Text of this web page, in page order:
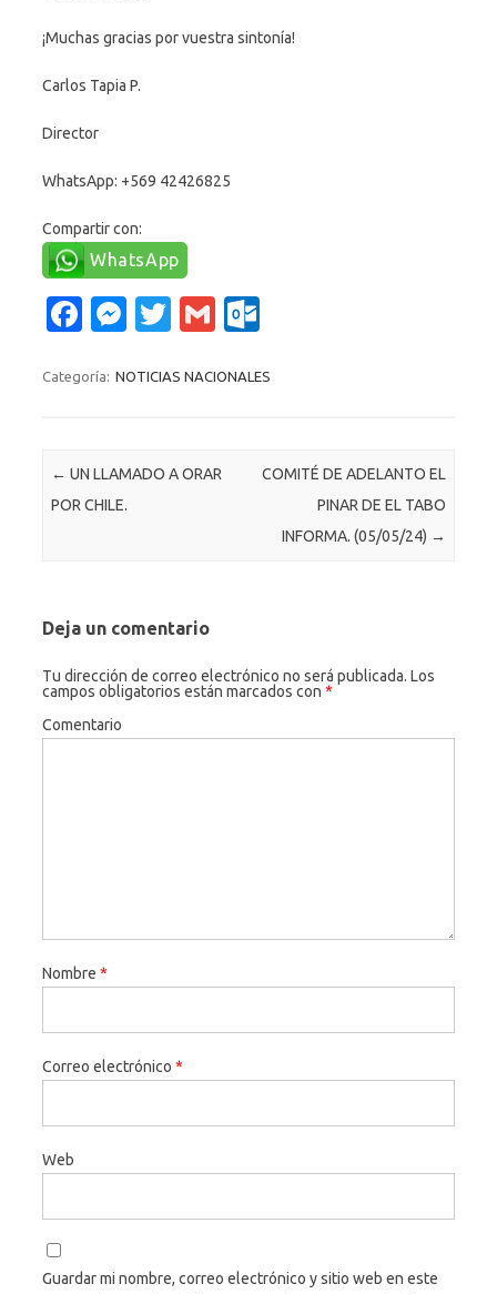
¡Muchas gracias por vuestra sintonía!
Carlos Tapia P.
Director
WhatsApp: +569 42426825
Compartir con:
WhatsApp
Fa
e
o
M
se
er
T
it
G
ail lo
c
Categoría: NOTICIAS NACIONALES
Navegación de entradas
← UN LLAMADO A ORAR
POR CHILE.
COMITÉ DE ADELANTO EL
PINAR DE EL TABO
INFORMA. (05/05/24) →
Deja un comentario
Tu dirección de correo electrónico no será publicada. Los
campos obligatorios están marcados con *
Comentario
Nombre *
Correo electrónico *
Web
Guardar mi nombre, correo electrónico y sitio web en este